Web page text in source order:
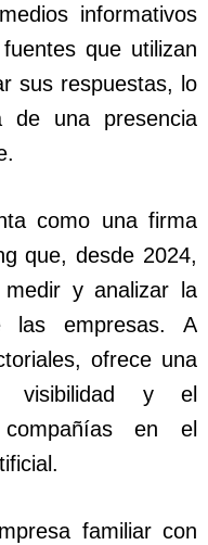
informativos
que utilizan
sus respuestas, lo
de una presencia
como una firma
que, desde 2024,
medir y analizar la
las empresas. A
ofrece una
visibilidad y el
en el
familiar con